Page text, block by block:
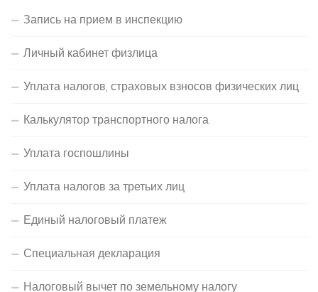
Запись на прием в инспекцию
Личный кабинет физлица
Уплата налогов, страховых взносов физических лиц
Калькулятор транспортного налога
Уплата госпошлины
Уплата налогов за третьих лиц
Единый налоговый платеж
Специальная декларация
Налоговый вычет по земельному налогу